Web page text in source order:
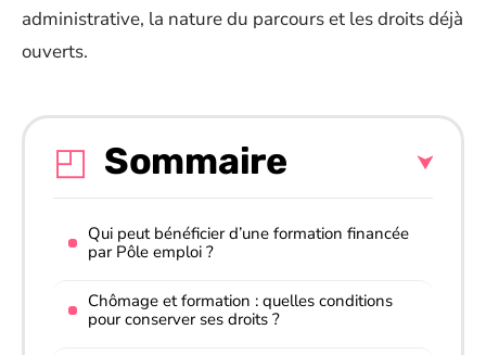
administrative, la nature du parcours et les droits déjà
ouverts.
Sommaire
Qui peut bénéficier d’une formation financée
par Pôle emploi ?
Chômage et formation : quelles conditions
pour conserver ses droits ?